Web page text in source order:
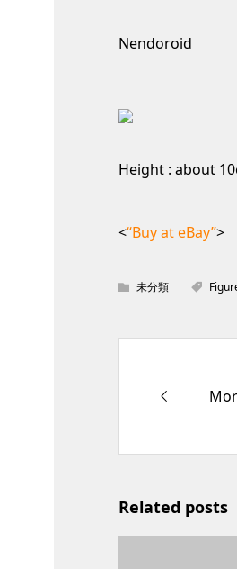
Nendoroid
Height : about
<“Buy at eBay”>
未分類
Related posts